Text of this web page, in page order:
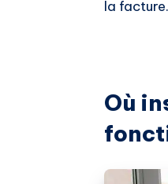
la facture.
Où